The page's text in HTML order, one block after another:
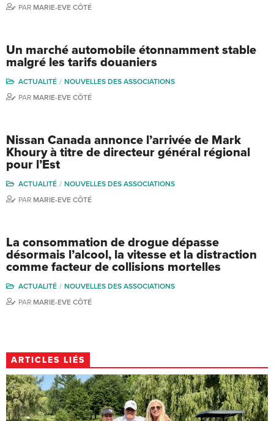
PAR MARIE-EVE CÔTÉ
Un marché automobile étonnamment stable
malgré les tarifs douaniers
ACTUALITÉ
NOUVELLES DES ASSOCIATIONS
PAR MARIE-EVE CÔTÉ
Nissan Canada annonce l’arrivée de Mark
Khoury à titre de directeur général régional
pour l’Est
ACTUALITÉ
NOUVELLES DES ASSOCIATIONS
PAR MARIE-EVE CÔTÉ
La consommation de drogue dépasse
désormais l’alcool, la vitesse et la distraction
comme facteur de collisions mortelles
ACTUALITÉ
NOUVELLES DES ASSOCIATIONS
PAR MARIE-EVE CÔTÉ
ARTICLES LIÉS